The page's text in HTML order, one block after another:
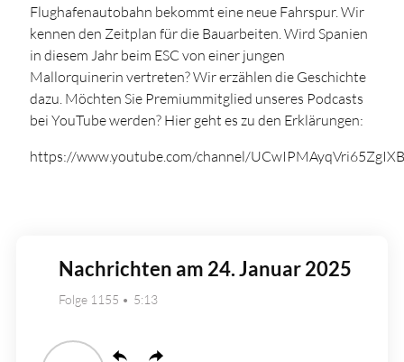
Flughafenautobahn bekommt eine neue Fahrspur. Wir
kennen den Zeitplan für die Bauarbeiten. Wird Spanien
in diesem Jahr beim ESC von einer jungen
Mallorquinerin vertreten? Wir erzählen die Geschichte
dazu. Möchten Sie Premiummitglied unseres Podcasts
bei YouTube werden? Hier geht es zu den Erklärungen:
https://www.youtube.com/channel/
Nachrichten am 24. Januar 2025
Folge 1155 5:13